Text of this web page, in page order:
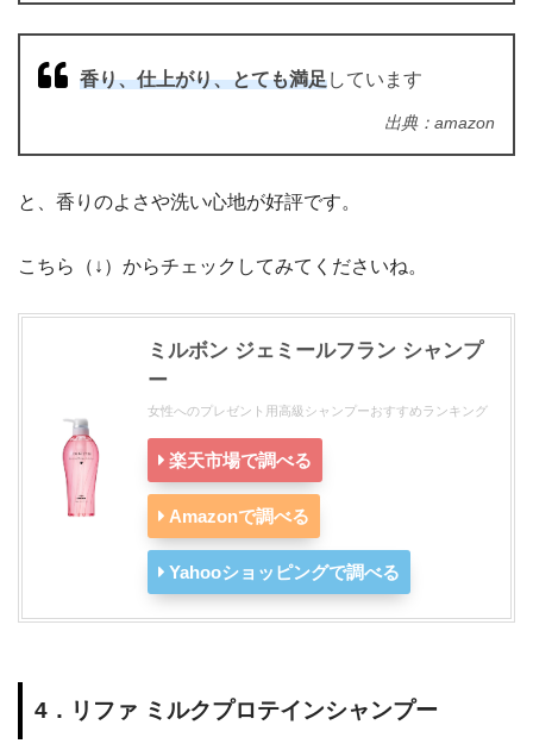
香り、仕上がり、とても満足しています
出典：amazon
と、香りのよさや洗い心地が好評です。
こちら（↓）からチェックしてみてくださいね。
ミルボン ジェミールフラン シャンプ
ー
女性へのプレゼント用高級シャンプーおすすめランキング
楽天市場で調べる
Amazonで調べる
Yahooショッピングで調べる
4．リファ ミルクプロテインシャンプー